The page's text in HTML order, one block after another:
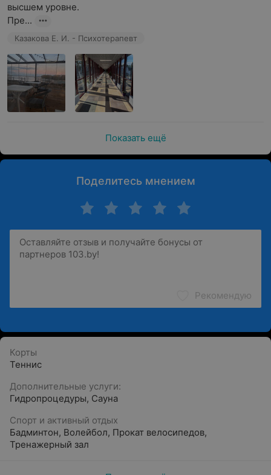
высшем уровне.
Пре...
Казакова Е. И. - Психотерапевт
Показать ещё
Поделитесь мнением
Рекомендую
Корты
Теннис
Дополнительные услуги:
Гидропроцедуры, Сауна
Спорт и активный отдых
Бадминтон, Волейбол, Прокат велосипедов,
Тренажерный зал